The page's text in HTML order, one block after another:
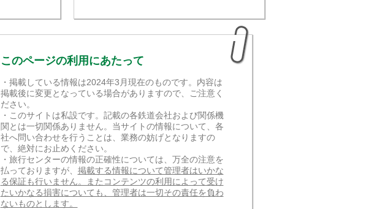
このページの利用にあたって
・掲載している情報は2024年3月現在のものです。内容は
掲載後に変更となっている場合がありますので、ご注意く
ださい。
・このサイトは私設です。記載の各鉄道会社および関係機
関とは一切関係ありません。当サイトの情報について、各
社へ問い合わせを行うことは、業務の妨げとなりますの
で、絶対にお止めください。
・旅行センターの情報の正確性については、万全の注意を
払っておりますが、 掲載する情報について管理者はいかな
る保証も行いません。またコンテンツの利用によって受け
たいかなる損害についても、管理者は一切その責任を負わ
ないものとします。